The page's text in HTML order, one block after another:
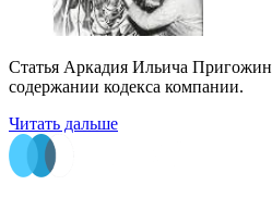
Статья Аркадия Ильича
содержании кодекса компании.
Читать дальше